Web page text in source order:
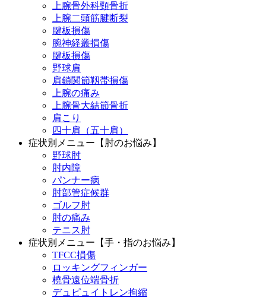
上腕骨外科頸骨折
上腕二頭筋腱断裂
腱板損傷
腕神経叢損傷
腱板損傷
野球肩
肩鎖関節靱帯損傷
上腕の痛み
上腕骨大結節骨折
肩こり
四十肩（五十肩）
症状別メニュー【肘のお悩み】
野球肘
肘内障
パンナー病
肘部管症候群
ゴルフ肘
肘の痛み
テニス肘
症状別メニュー【手・指のお悩み】
TFCC損傷
ロッキングフィンガー
橈骨遠位端骨折
デュピュイトレン拘縮